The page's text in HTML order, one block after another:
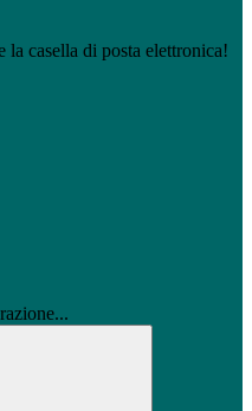
casella di posta elettronica!